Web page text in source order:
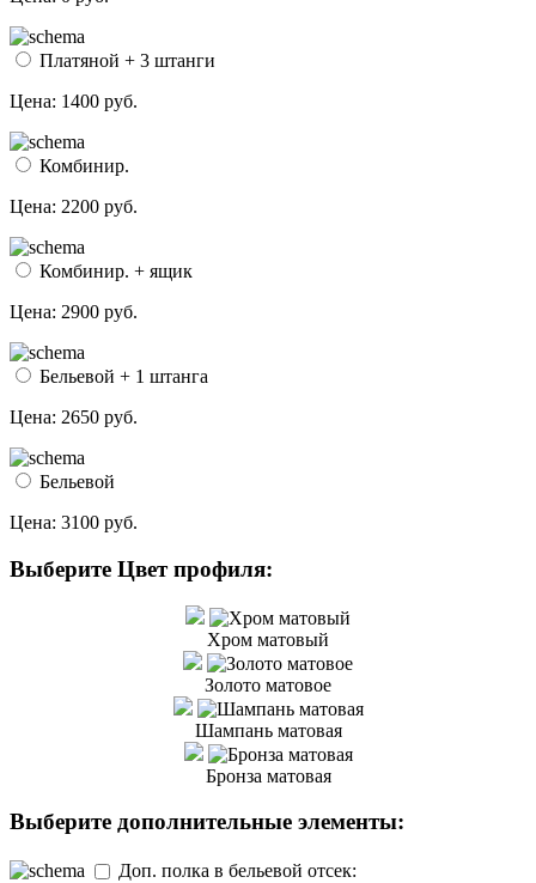
Платяной + 3 штанги
Цена: 1400 руб.
Комбинир.
Цена: 2200 руб.
Комбинир. + ящик
Цена: 2900 руб.
Бельевой + 1 штанга
Цена: 2650 руб.
Бельевой
Цена: 3100 руб.
Выберите Цвет профиля:
Хром матовый
Золото матовое
Шампань матовая
Бронза матовая
Выберите дополнительные элементы:
Доп. полка в бельевой отсек: